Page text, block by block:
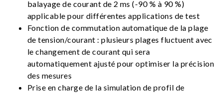
balayage de courant de 2 ms (-90 % à 90 %)
applicable pour différentes applications de test
Fonction de commutation automatique de la plage
de tension/courant : plusieurs plages fluctuent avec
le changement de courant qui sera
automatiquement ajusté pour optimiser la précision
des mesures
Prise en charge de la simulation de profil de